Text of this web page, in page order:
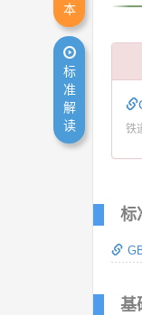
铁
标
基
本
标
准
解
读